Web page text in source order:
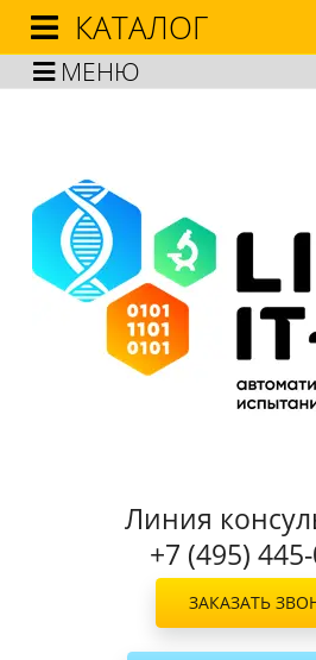
МЕНЮ
Линия
+7 (495)
ЗАКАЗАТЬ
КАТАЛОГ